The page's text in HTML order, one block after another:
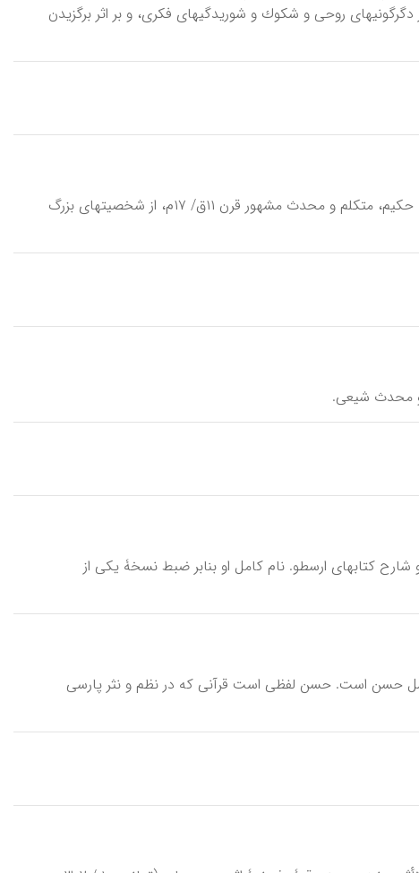
دگرگونیهای‌ روحی‌ و شكوك‌ و شوریدگیهای‌ فكری‌، و بر اثر برگزیدن‌
اَحْمَدِ عَلَوی، یا سیداحمد فرزند زین‌العابدین علوی (یا حسینی) عاملی اصفهانی، حکیم، متکلم و محدث مشهور قرن ۱۱ق/ ۱۷م، از شخصیتهای بزرگ
/ ژوئیۀ ۱۰۲۷)، منطق‌دان، فیلسوف و شارح کتابهای ارسطو. نام کامل او بنابر ضبط نسخۀ یکی از
حسن است. حسن لفظی است قرآنی که در نظم و نثر پارسی